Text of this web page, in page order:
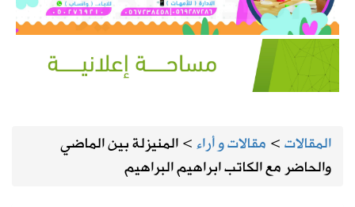
المقالات> مقالات و أراء>المنيزلة بين الماضي
والحاضر مع الكاتب ابراهيم البراهيم